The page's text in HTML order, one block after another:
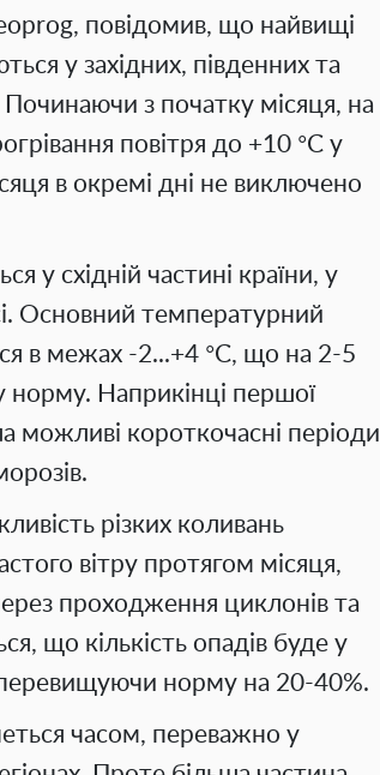
повідомив, що найвищі
у західних, південних та
з початку місяця, на
повітря до +10 °С у
в окремі дні не виключено
у східній частині країни, у
Основний температурний
в межах -2...+4 °С, що на 2-5
норму. Наприкінці першої
можливі короткочасні періоди
різких коливань
вітру протягом місяця,
проходження циклонів та
що кількість опадів буде у
норму на 20-40%.
часом, переважно у